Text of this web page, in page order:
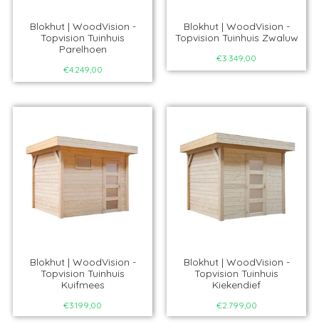
Blokhut | WoodVision -
Topvision Tuinhuis
Parelhoen
€4.249,00
Blokhut | WoodVision -
Topvision Tuinhuis Zwaluw
€3.349,00
Blokhut | WoodVision -
Topvision Tuinhuis
Kuifmees
€3.199,00
Blokhut | WoodVision -
Topvision Tuinhuis
Kiekendief
€2.799,00